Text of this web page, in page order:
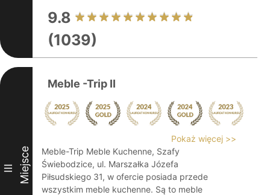
9.8
(1039)
III Miejsce
Meble -Trip II
Pokaż więcej >>
Meble-Trip Meble Kuchenne, Szafy
Świebodzice, ul. Marszałka Józefa
Piłsudskiego 31, w ofercie posiada przede
wszystkim meble kuchenne. Są to meble